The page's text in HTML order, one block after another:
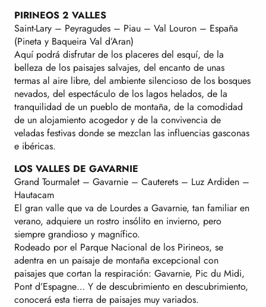
PIRINEOS 2 VALLES
Saint-Lary – Peyragudes – Piau – Val Louron – España
(Pineta y Baqueira Val d’Aran)
Aquí podrá disfrutar de los placeres del esquí, de la
belleza de los paisajes salvajes, del encanto de unas
termas al aire libre, del ambiente silencioso de los bosques
nevados, del espectáculo de los lagos helados, de la
tranquilidad de un pueblo de montaña, de la comodidad
de un alojamiento acogedor y de la convivencia de
veladas festivas donde se mezclan las influencias gasconas
e ibéricas.
LOS VALLES DE GAVARNIE
Grand Tourmalet – Gavarnie – Cauterets – Luz Ardiden –
Hautacam
El gran valle que va de Lourdes a Gavarnie, tan familiar en
verano, adquiere un rostro insólito en invierno, pero
siempre grandioso y magnífico.
Rodeado por el Parque Nacional de los Pirineos, se
adentra en un paisaje de montaña excepcional con
paisajes que cortan la respiración: Gavarnie, Pic du Midi,
Pont d’Espagne… Y de descubrimiento en descubrimiento,
conocerá esta tierra de paisajes muy variados.